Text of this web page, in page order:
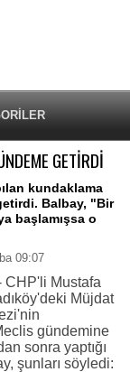
GETİRDİ
kundaklama
Balbay, "Bir
başlamışsa o
09:07
CHP'li Mustafa
Müjdat
gündemine
sonra yaptığı
şunları söyledi: